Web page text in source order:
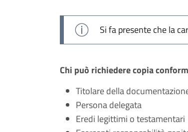
Si fa presente che la
Chi può richiedere copia
Titolare della
Persona delegata
Eredi legittimi o testamentari